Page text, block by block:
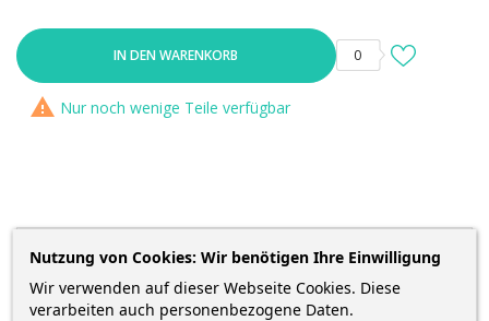
IN DEN WARENKORB 0
 Nur noch wenige Teile verfügbar
BESCHREIBUNG
Nutzung von Cookies: Wir benötigen Ihre Einwilligung
Wir verwenden auf dieser Webseite Cookies. Diese
verarbeiten auch personenbezogene Daten.